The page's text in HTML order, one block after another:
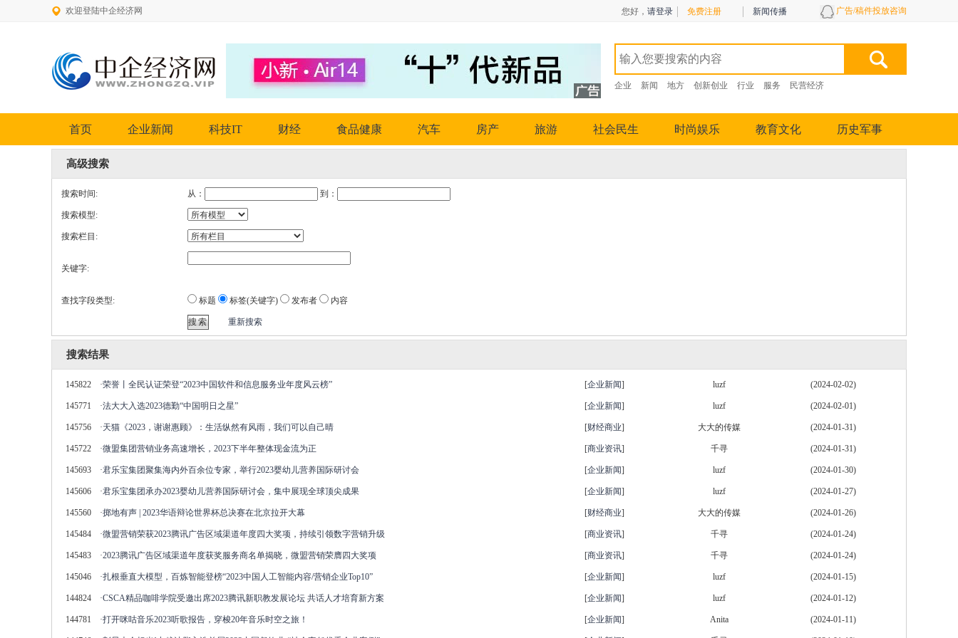
欢迎登陆中企经济网 您好， 请登录 免费注册 新闻传播 广告/稿件投放咨询
企业 新闻 地方 创新创业 行业 服务 民营经济
首页 企业新闻 科技IT 财经 食品健康 汽车 房产 旅游 社会民生 时尚娱乐 教育文化 历史军事
高级搜索
搜索时间: 从： 到：
搜索模型:
搜索栏目:
关键字:
查找字段类型: 标题 标签(关键字) 发布者 内容
重新搜索
搜索结果
145822 ·荣誉丨全民认证荣登“2023中国软件和信息服务业年度风云榜” [企业新闻] luzf (2024-02-02)
145771 ·法大大入选2023德勤“中国明日之星” [企业新闻] luzf (2024-02-01)
145756 ·天猫《2023，谢谢惠顾》：生活纵然有风雨，我们可以自己晴 [财经商业] 大大的传媒 (2024-01-31)
145722 ·微盟集团营销业务高速增长，2023下半年整体现金流为正 [商业资讯] 千寻 (2024-01-31)
145693 ·君乐宝集团聚集海内外百余位专家，举行2023婴幼儿营养国际研讨会 [企业新闻] luzf (2024-01-30)
145606 ·君乐宝集团承办2023婴幼儿营养国际研讨会，集中展现全球顶尖成果 [企业新闻] luzf (2024-01-27)
145560 ·掷地有声 | 2023华语辩论世界杯总决赛在北京拉开大幕 [财经商业] 大大的传媒 (2024-01-26)
145484 ·微盟营销荣获2023腾讯广告区域渠道年度四大奖项，持续引领数字营销升级 [商业资讯] 千寻 (2024-01-24)
145483 ·2023腾讯广告区域渠道年度获奖服务商名单揭晓，微盟营销荣膺四大奖项 [商业资讯] 千寻 (2024-01-24)
145046 ·扎根垂直大模型，百炼智能登榜“2023中国人工智能内容/营销企业Top10” [企业新闻] luzf (2024-01-15)
144824 ·CSCA精品咖啡学院受邀出席2023腾讯新职教发展论坛 共话人才培育新方案 [企业新闻] luzf (2024-01-12)
144781 ·打开咪咕音乐2023听歌报告，穿梭20年音乐时空之旅！ [企业新闻] Anita (2024-01-11)